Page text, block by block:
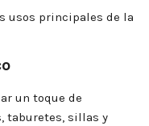
usos principales de la
un toque de
taburetes, sillas y